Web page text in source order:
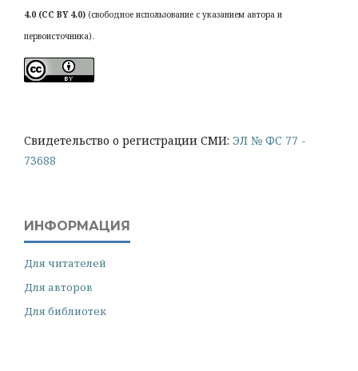
4.0 (CC BY 4.0) (свободное использование с указанием автора и
первоисточника).
Cвидетельство о регистрации СМИ: ЭЛ № ФС 77 -
73688
ИНФОРМАЦИЯ
Для читателей
Для авторов
Для библиотек